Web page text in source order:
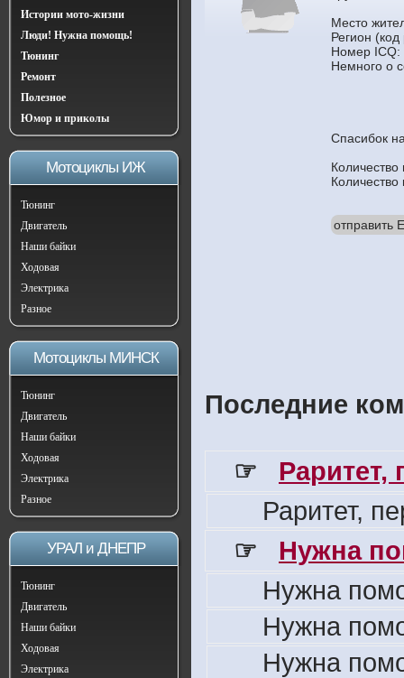
Истории мото-жизни
Люди! Нужна помощь!
Тюнинг
Ремонт
Полезное
Юмор и приколы
Мотоциклы ИЖ
Тюнинг
Двигатель
Наши байки
Ходовая
Электрика
Разное
Мотоциклы МИНСК
Тюнинг
Двигатель
Наши байки
Ходовая
Электрика
Разное
УРАЛ и ДНЕПР
Тюнинг
Двигатель
Наши байки
Ходовая
Электрика
Место
Регион (код
Номер ICQ:
Немного о
Спасибок
отправить
Последние
☞
Раритет,
Раритет,
☞
Нужна
Нужна
Нужна
Нужна